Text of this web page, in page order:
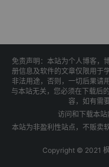
免责声明：本站为个人博客，
册信息及软件的文章仅限用于
非法用途，否则，一切后果请
与本站无关，您必须在下载后
容，如有需
访问和下载本站
本站为非盈利性站点，不贩卖
Copyright © 2021